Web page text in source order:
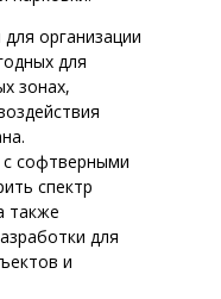
организации
для
зонах,
с софтверными
спектр
также
для
и